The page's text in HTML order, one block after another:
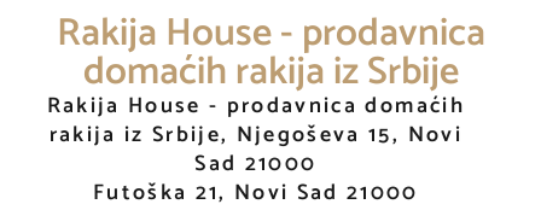
Rakija House - prodavnica
domaćih rakija iz Srbije
Rakija House - prodavnica domaćih
rakija iz Srbije, Njegoševa 15, Novi
Sad 21000
Futoška 21, Novi Sad 21000